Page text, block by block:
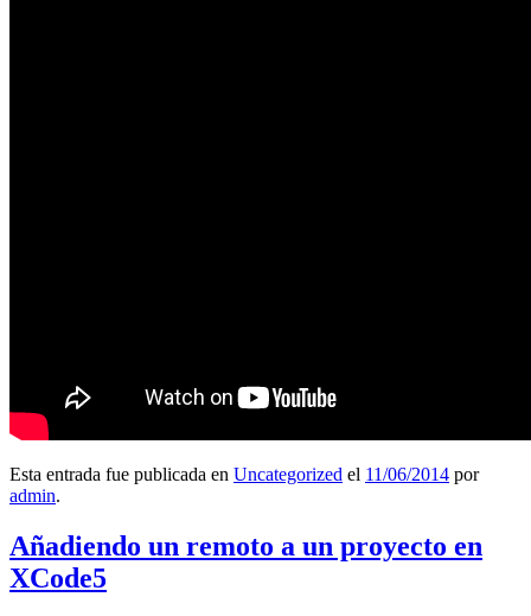
Esta entrada fue publicada en Uncategorized el 11/06/2014 por
admin.
Añadiendo un remoto a un proyecto en
XCode5